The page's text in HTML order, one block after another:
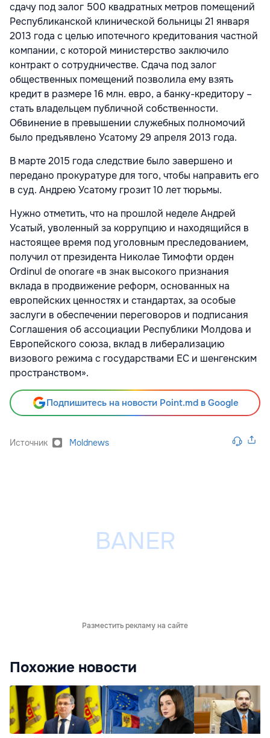
сдачу под залог 500 квадратных метров помещений
Республиканской клинической больницы 21 января
2013 года с целью ипотечного кредитования частной
компании, с которой министерство заключило
контракт о сотрудничестве. Сдача под залог
общественных помещений позволила ему взять
кредит в размере 16 млн. евро, а банку-кредитору –
стать владельцем публичной собственности.
Обвинение в превышении служебных полномочий
было предъявлено Усатому 29 апреля 2013 года.
В марте 2015 года следствие было завершено и
передано прокуратуре для того, чтобы направить его
в суд. Андрею Усатому грозит 10 лет тюрьмы.
Нужно отметить, что на прошлой неделе Андрей
Усатый, уволенный за коррупцию и находящийся в
настоящее время под уголовным преследованием,
получил от президента Николае Тимофти орден
Ordinul de onorare «в знак высокого признания
вклада в продвижение реформ, основанных на
европейских ценностях и стандартах, за особые
заслуги в обеспечении переговоров и подписания
Соглашения об ассоциации Республики Молдова и
Европейского союза, вклад в либерализацию
визового режима с государствами ЕС и шенгенским
пространством».
Подпишитесь на новости Point.md в Google
Источник Moldnews
Разместить рекламу на сайте
Похожие новости